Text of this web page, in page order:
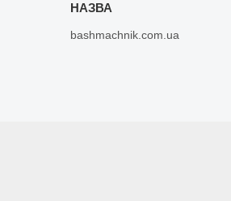
bashmachnik.com.ua